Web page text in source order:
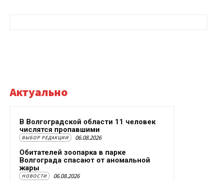
Актуально
В Волгоградской области 11 человек
числятся пропавшими
ВЫБОР РЕДАКЦИИ 06.08.2026
Обитателей зоопарка в парке
Волгограда спасают от аномальной
жары
НОВОСТИ 06.08.2026